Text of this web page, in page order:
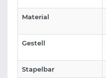
Material
Gestell
Stapelbar